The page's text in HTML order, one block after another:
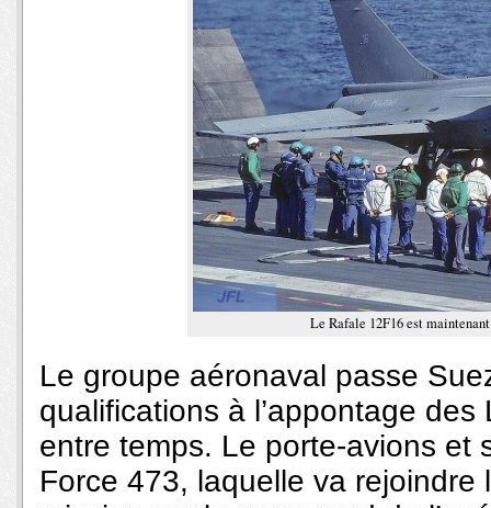
Le Rafale 12F16 est
Le groupe aéronaval passe
qualifications à l’appontage
entre temps. Le porte-avions et
Force 473, laquelle va